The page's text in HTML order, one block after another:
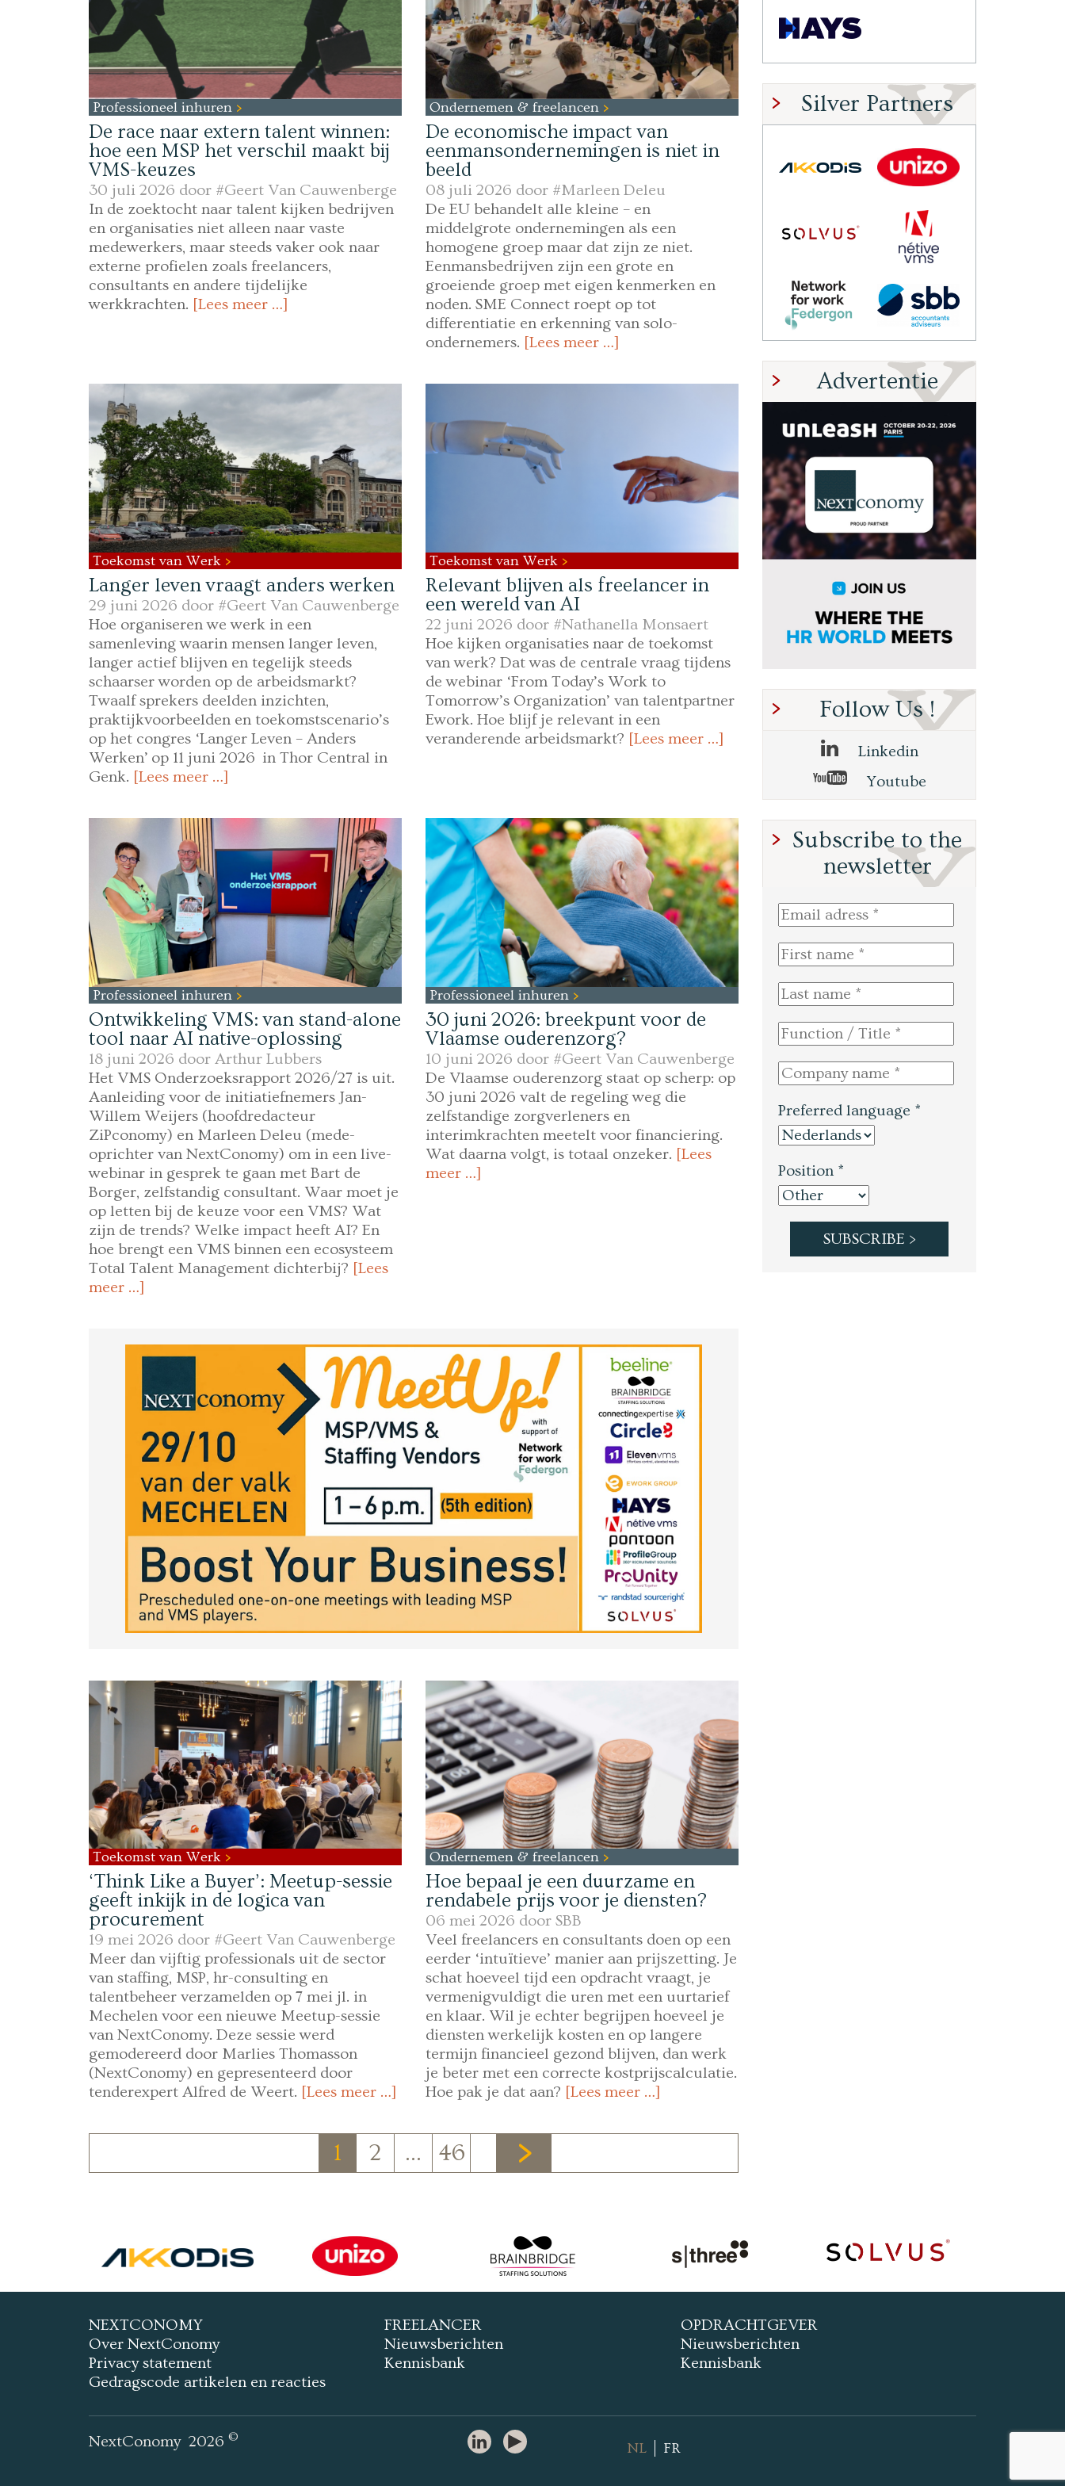
Professioneel inhuren
De race naar extern talent winnen:
hoe een MSP het verschil maakt bij
VMS-keuzes
30 juli 2026 door #Geert Van Cauwenberge
In de zoektocht naar talent kijken bedrijven
en organisaties niet alleen naar vaste
medewerkers, maar steeds vaker ook naar
externe profielen zoals freelancers,
consultants en andere tijdelijke
werkkrachten. [Lees meer …]
Ondernemen & freelancen
De economische impact van
eenmansondernemingen is niet in
beeld
08 juli 2026 door #Marleen Deleu
De EU behandelt alle kleine – en
middelgrote ondernemingen als een
homogene groep maar dat zijn ze niet.
Eenmansbedrijven zijn een grote en
groeiende groep met eigen kenmerken en
noden. SME Connect roept op tot
differentiatie en erkenning van solo-
ondernemers. [Lees meer …]
Toekomst van Werk
Langer leven vraagt anders werken
29 juni 2026 door #Geert Van Cauwenberge
Hoe organiseren we werk in een
samenleving waarin mensen langer leven,
langer actief blijven en tegelijk steeds
schaarser worden op de arbeidsmarkt?
Twaalf sprekers deelden inzichten,
praktijkvoorbeelden en toekomstscenario’s
op het congres ‘Langer Leven – Anders
Werken’ op 11 juni 2026 in Thor Central in
Genk. [Lees meer …]
Toekomst van Werk
Relevant blijven als freelancer in
een wereld van AI
22 juni 2026 door #Nathanella Monsaert
Hoe kijken organisaties naar de toekomst
van werk? Dat was de centrale vraag tijdens
de webinar ‘From Today’s Work to
Tomorrow’s Organization’ van talentpartner
Ework. Hoe blijf je relevant in een
veranderende arbeidsmarkt? [Lees meer …]
Professioneel inhuren
Ontwikkeling VMS: van stand-alone
tool naar AI native-oplossing
18 juni 2026 door Arthur Lubbers
Het VMS Onderzoeksrapport 2026/27 is uit.
Aanleiding voor de initiatiefnemers Jan-
Willem Weijers (hoofdredacteur
ZiPconomy) en Marleen Deleu (mede-
oprichter van NextConomy) om in een live-
webinar in gesprek te gaan met Bart de
Borger, zelfstandig consultant. Waar moet je
op letten bij de keuze voor een VMS? Wat
zijn de trends? Welke impact heeft AI? En
hoe brengt een VMS binnen een ecosysteem
Total Talent Management dichterbij? [Lees
meer …]
Professioneel inhuren
30 juni 2026: breekpunt voor de
Vlaamse ouderenzorg?
10 juni 2026 door #Geert Van Cauwenberge
De Vlaamse ouderenzorg staat op scherp: op
30 juni 2026 valt de regeling weg die
zelfstandige zorgverleners en
interimkrachten meetelt voor financiering.
Wat daarna volgt, is totaal onzeker. [Lees
meer …]
Toekomst van Werk
‘Think Like a Buyer’: Meetup-sessie
geeft inkijk in de logica van
procurement
19 mei 2026 door #Geert Van Cauwenberge
Meer dan vijftig professionals uit de sector
van staffing, MSP, hr-consulting en
talentbeheer verzamelden op 7 mei jl. in
Mechelen voor een nieuwe Meetup-sessie
van NextConomy. Deze sessie werd
gemodereerd door Marlies Thomasson
(NextConomy) en gepresenteerd door
tenderexpert Alfred de Weert. [Lees meer …]
Ondernemen & freelancen
Hoe bepaal je een duurzame en
rendabele prijs voor je diensten?
06 mei 2026 door SBB
Veel freelancers en consultants doen op een
eerder ‘intuïtieve’ manier aan prijszetting. Je
schat hoeveel tijd een opdracht vraagt, je
vermenigvuldigt die uren met een uurtarief
en klaar. Wil je echter begrijpen hoeveel je
diensten werkelijk kosten en op langere
termijn financieel gezond blijven, dan werk
je beter met een correcte kostprijscalculatie.
Hoe pak je dat aan? [Lees meer …]
1 2 … 46
Silver Partners
Advertentie
Follow Us !
Linkedin
Youtube
Subscribe to the
newsletter
Preferred language *
Position *
NEXTCONOMY
Over NextConomy
Privacy statement
Gedragscode artikelen en reacties
FREELANCER
Nieuwsberichten
Kennisbank
OPDRACHTGEVER
Nieuwsberichten
Kennisbank
NextConomy 2026 ©
NL FR